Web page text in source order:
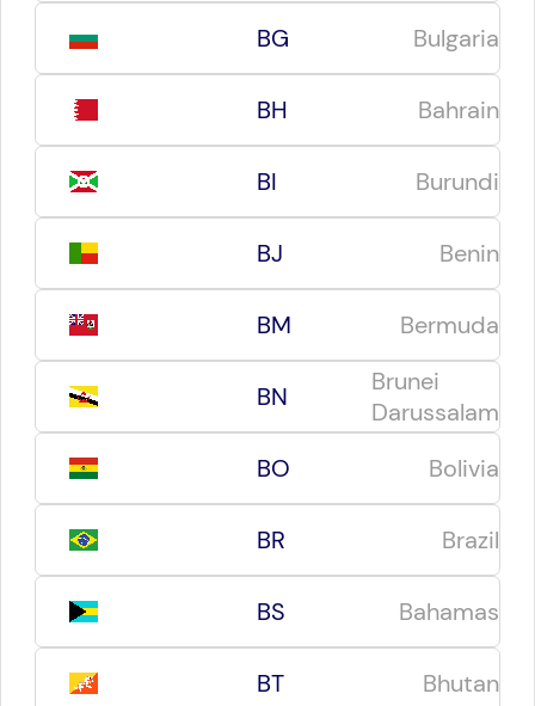
BG
Bulgaria
BH Bahrain
BI Burundi
BJ Benin
BM Bermuda
BN
Brunei
Darussalam
BO
Bolivia
BR Brazil
BS Bahamas
BT Bhutan